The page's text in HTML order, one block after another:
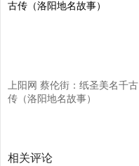
上阳网 蔡伦街：纸圣美名千古
传（洛阳地名故事）
相关评论